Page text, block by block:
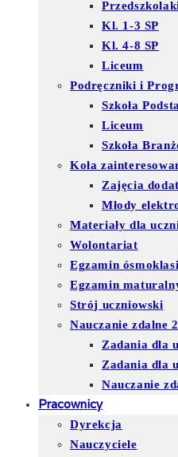
Kl. 1-3 SP
Kl. 4-8 SP
Liceum
Podręczniki i
Szkoła
Liceum
Szkoła
Koła
Zajęcia
Młody
Materiały dla
Wolontariat
Egzamin
Egzamin
Strój uczniowski
Nauczanie zdalne
Zadania dla
Zadania dla
Nauczanie
Pracownicy
Dyrekcja
Nauczyciele